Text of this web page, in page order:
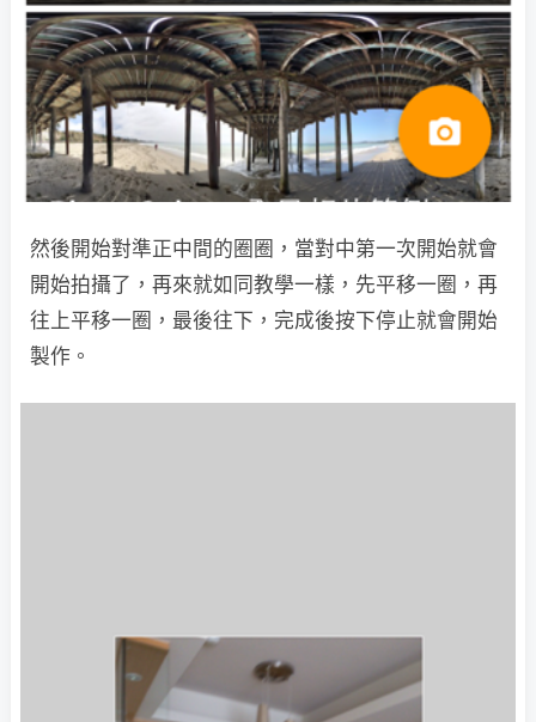
然後開始對準正中間的圈圈，當對中第一次開始就會
開始拍攝了，再來就如同教學一樣，先平移一圈，再
往上平移一圈，最後往下，完成後按下停止就會開始
製作。